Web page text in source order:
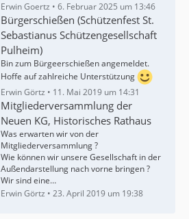
Erwin Goertz
6. Februar 2025 um 13:46
Bürgerschießen (Schützenfest St.
Sebastianus Schützengesellschaft
Pulheim)
Bin zum Bürgeerschießen angemeldet.
Hoffe auf zahlreiche Unterstützung
Erwin Görtz
11. Mai 2019 um 14:31
Mitgliederversammlung der
Neuen KG, Historisches Rathaus
Was erwarten wir von der
Mitgliederversammlung ?
Wie können wir unsere Gesellschaft in der
Außendarstellung nach vorne bringen ?
Wir sind eine…
Erwin Görtz
23. April 2019 um 19:38